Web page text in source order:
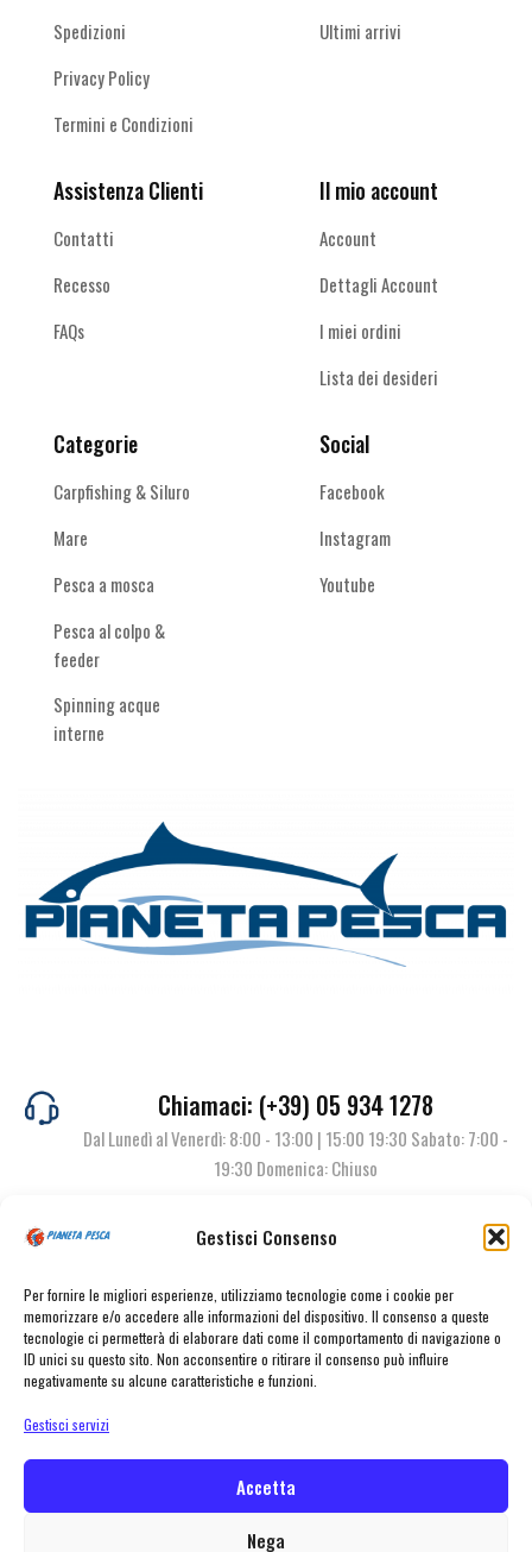
Gestisci Consenso
Per fornire le migliori esperienze, utilizziamo tecnologie come i cookie per
memorizzare e/o accedere alle informazioni del dispositivo. Il consenso a queste
tecnologie ci permetterà di elaborare dati come il comportamento di navigazione o
ID unici su questo sito. Non acconsentire o ritirare il consenso può influire
negativamente su alcune caratteristiche e funzioni.
Gestisci servizi
Accetta
Nega
Spedizioni
Privacy Policy
Termini e Condizioni
Ultimi arrivi
Assistenza Clienti
Contatti
Recesso
FAQs
Il mio account
Account
Dettagli Account
I miei ordini
Lista dei desideri
Categorie
Carpfishing & Siluro
Mare
Pesca a mosca
Pesca al colpo &
feeder
Spinning acque
interne
Social
Facebook
Instagram
Youtube
Chiamaci: (+39) 05 934 1278
Dal Lunedì al Venerdì: 8:00 - 13:00 | 15:00 19:30 Sabato: 7:00 -
19:30 Domenica: Chiuso
© Pianeta Pesca Viale Marcello Finzi, 563 41122 Modena (MO) | P.I.